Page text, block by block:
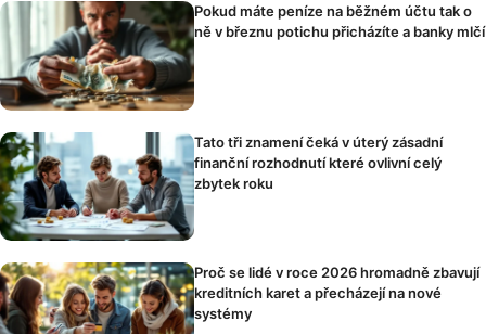
Pokud máte peníze na běžném účtu tak o
ně v březnu potichu přicházíte a banky mlčí
Tato tři znamení čeká v úterý zásadní
finanční rozhodnutí které ovlivní celý
zbytek roku
Proč se lidé v roce 2026 hromadně zbavují
kreditních karet a přecházejí na nové
systémy